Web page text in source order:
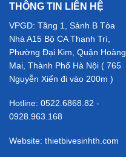
THÔNG TIN LIÊN HỆ
VPGD: Tầng 1, Sảnh B Tòa
Nhà A15 Bộ CA Thanh Trì,
Phường Đại Kim, Quận Hoàng
Mai, Thành Phố Hà Nội ( 765
Nguyễn Xiển đi vào 200m )
Hotline: 0522.6868.82 -
0928.963.168
Website: thietbivesinhth.com